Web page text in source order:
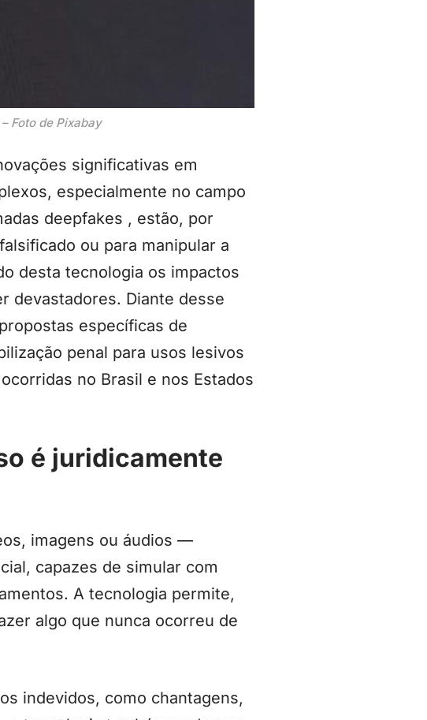
Foto de Pixabay
significativas em
especialmente no campo
deepfakes , estão, por
ou para manipular a
desta tecnologia os impactos
devastadores. Diante desse
específicas de
penal para usos lesivos
no Brasil e nos Estados
é juridicamente
imagens ou áudios —
capazes de simular com
A tecnologia permite,
algo que nunca ocorreu de
indevidos, como chantagens,